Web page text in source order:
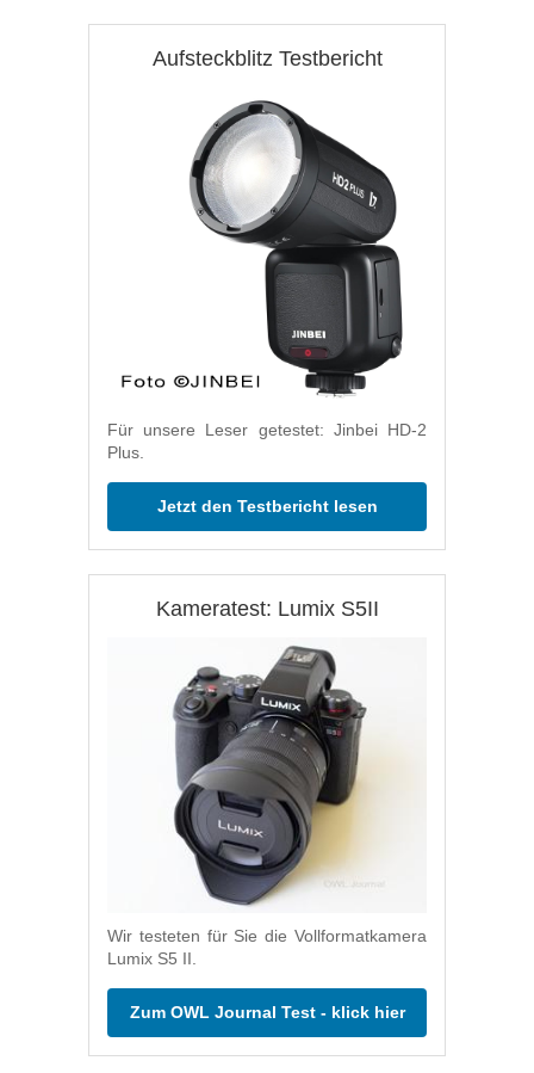
Aufsteckblitz Testbericht
Für unsere Leser getestet: Jinbei HD-2
Plus.
Jetzt den Testbericht lesen
Kameratest: Lumix S5II
Wir testeten für Sie die Vollformatkamera
Lumix S5 II.
Zum OWL Journal Test - klick hier